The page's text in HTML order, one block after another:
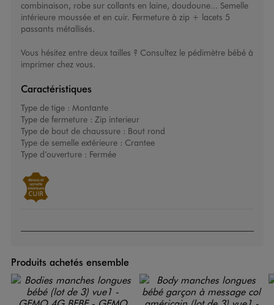
combinaison, robe sur collants en laine, doudoune... Semelle
intérieure moussée et en cuir. Fermeture à zip + lacets 5
passants métallisés.
Vous hésitez entre deux tailles ? Consultez le pédimètre bébéà
imprimer chez vous.
Caractéristiques
Type de tige : Montante
Type de fermeture : Zip interieur
Type de bout de chaussure : Bout rond
Type de semelle extérieure : Crantee
Type d’ouverture : Fermée
Produits achetés ensemble